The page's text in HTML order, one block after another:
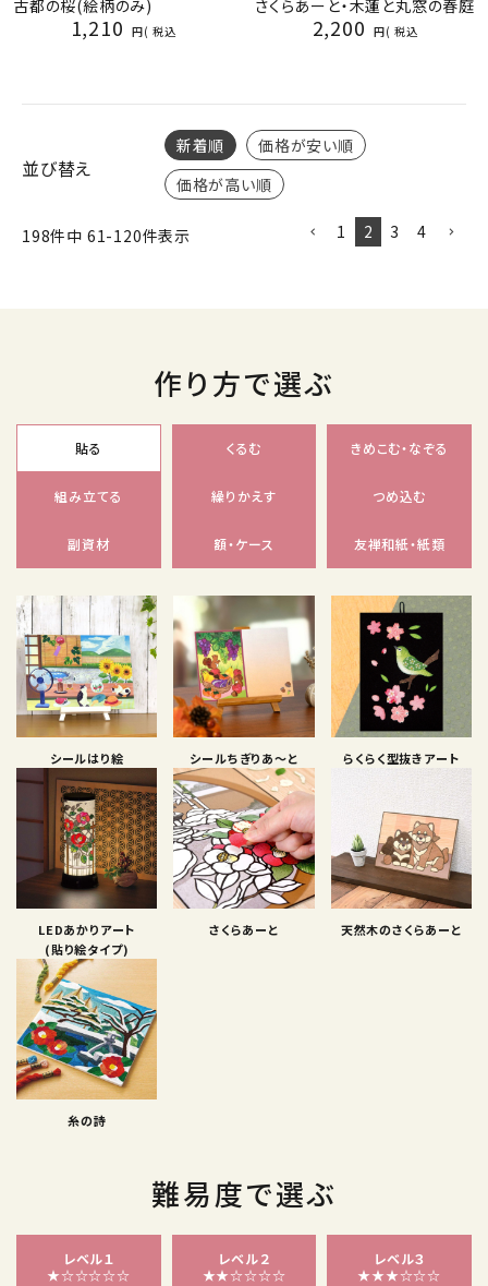
古都の桜(絵柄のみ)
1,210 税込
さくらあーと・木蓮と丸窓の春庭
2,200 税込
並び替え
新着順
価格が安い順
価格が高い順
198件中 61-120件表示 1 2 3 4
作り方で選ぶ
貼る くるむ きめこむ・なぞる
組み立てる 繰りかえす つめ込む
副資材 額・ケース 友禅和紙・紙類
シールはり絵 シールちぎりあ〜と らくらく型抜きアート
LEDあかりアート
(貼り絵タイプ)
さくらあーと 天然木のさくらあーと
糸の詩
難易度で選ぶ
レベル１
★☆☆☆☆☆
レベル２
★★☆☆☆☆
レベル３
★★★☆☆☆